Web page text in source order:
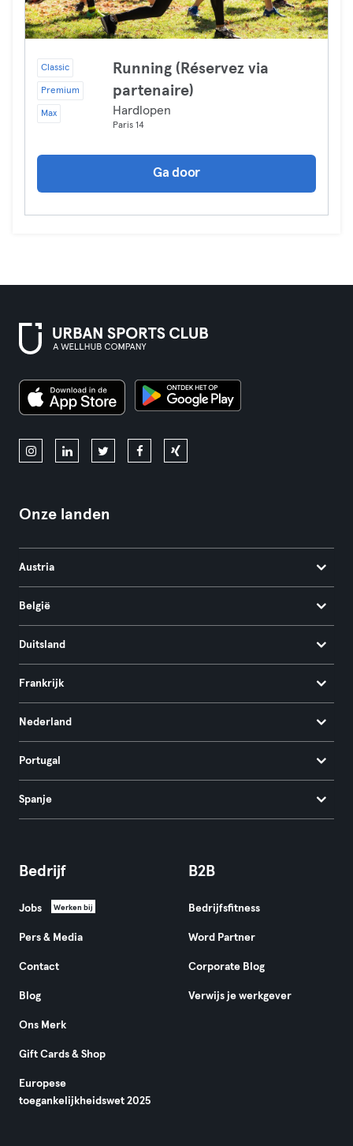
Classic
Premium
Max
Running (Réservez via
partenaire)
Hardlopen
Paris 14
Ga door
Onze landen
Austria
België
Duitsland
Frankrijk
Nederland
Portugal
Spanje
Bedrijf
Jobs Werken bij
Pers & Media
Contact
Blog
Ons Merk
Gift Cards & Shop
Europese
toegankelijkheidswet 2025
B2B
Bedrijfsfitness
Word Partner
Corporate Blog
Verwijs je werkgever